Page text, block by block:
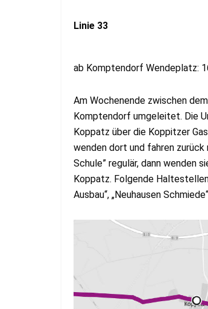
Linie 33
ab Komptendorf Wendeplatz:
Am Wochenende zwischen
Komptendorf umgeleitet. Die
Koppatz über die Koppitzer
wenden dort und fahren zurück
Schule” regulär, dann wenden
Koppatz. Folgende
Ausbau“, „Neuhausen